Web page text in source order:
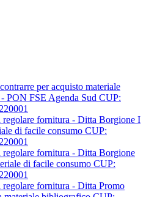
per acquisto materiale
PON FSE Agenda Sud CUP:
fornitura - Ditta Borgione I
di facile consumo CUP:
fornitura - Ditta Borgione
di facile consumo CUP:
fornitura - Ditta Promo